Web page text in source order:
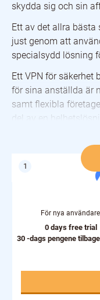
skydda sig och sin
Ett av det allra
just genom att
specialsydd lösning
Ett VPN för säkerhet
för sina anställda är
samt flexibla
del av en
Om du själv är
VPN för företag
information och
detta i sin tur till att
säkerställa samt
och säkerhet för just
och mindre
resurser samt tid att
För nya
0 days free trial
30 -dags pengene